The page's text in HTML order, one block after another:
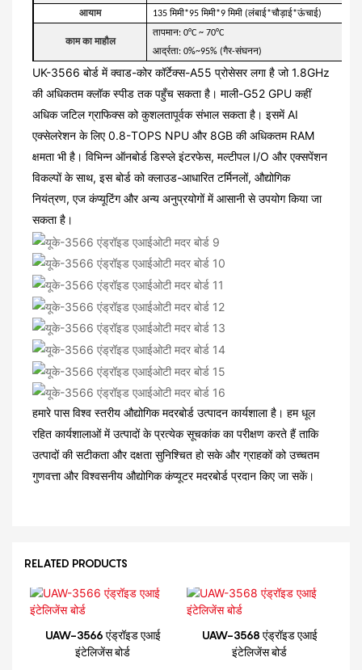
आयाम
135 मिमी*95 मिमी*9 मिमी (लंबाई*चौड़ाई*ऊंचाई)
काम का माहौल
तापमान: 0°C ~ 70°C
आर्द्रता: 0%~95% (गैर-संघनन)
UK-3566 बोर्ड में क्वाड-कोर कॉर्टेक्स-A55 प्रोसेसर लगा है जो 1.8GHz
की अधिकतम क्लॉक स्पीड तक पहुँच सकता है। माली-G52 GPU कहीं
अधिक जटिल ग्राफिक्स को कुशलतापूर्वक संभाल सकता है। इसमें AI
एक्सेलरेशन के लिए 0.8-TOPS NPU और 8GB की अधिकतम RAM
क्षमता भी है। विभिन्न ऑनबोर्ड डिस्प्ले इंटरफेस, मल्टीपल I/O और एक्सपेंशन
विकल्पों के साथ, इस बोर्ड को क्लाउड-आधारित टर्मिनलों, औद्योगिक
नियंत्रण, एज कंप्यूटिंग और अन्य अनुप्रयोगों में आसानी से उपयोग किया जा
सकता है।
हमारे पास विश्व स्तरीय औद्योगिक मदरबोर्ड उत्पादन कार्यशाला है। हम धूल
रहित कार्यशालाओं में उत्पादों के प्रत्येक सूचकांक का परीक्षण करते हैं ताकि
उत्पादों की सटीकता और दक्षता सुनिश्चित हो सके और ग्राहकों को उच्चतम
गुणवत्ता और विश्वसनीय औद्योगिक कंप्यूटर मदरबोर्ड प्रदान किए जा सकें।
RELATED PRODUCTS
UAW-3566 एंड्रॉइड एआई
इंटेलिजेंस बोर्ड
UAW-3568 एंड्रॉइड एआई
इंटेलिजेंस बोर्ड